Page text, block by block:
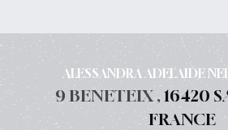
ALESSANDRA ADELAIDE
9 BENETEIX ,16420
FRANCE